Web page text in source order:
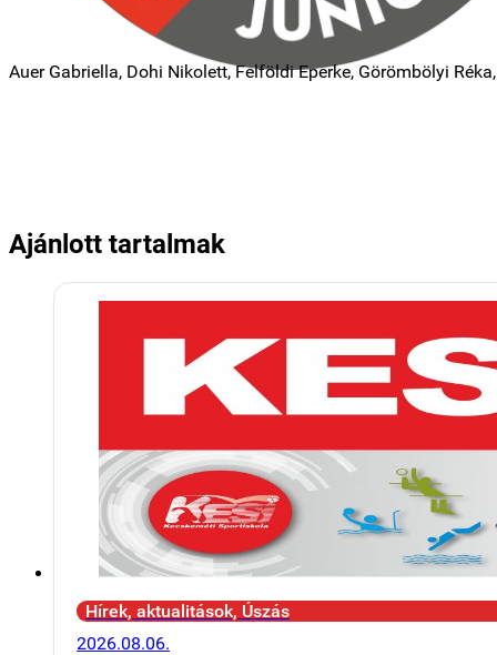
Auer Gabriella, Dohi Nikolett, Felföldi Eperke, Görömbölyi
Ajánlott tartalmak
Hírek, aktualitások, Úszás
2026.08.06.